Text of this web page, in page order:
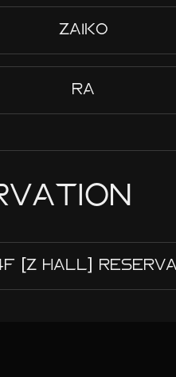
ZAIKO
RA
[Z HALL]